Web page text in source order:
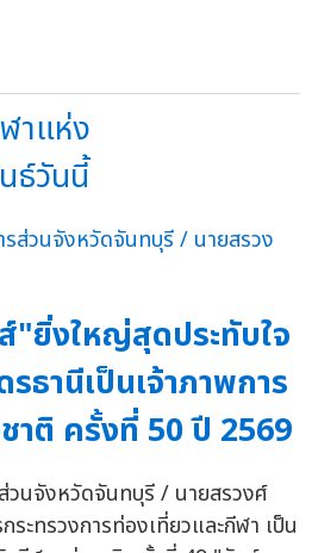
าแห่ง
ธ์วันนี้
ยิ่งใหญ่สุดประทับใจ
ธานีเป็นเจ้าภาพการ
าติ ครั้งที่ 50 ปี 2569
วนจังหวัดจันทบุรี / นายสรวงศ์
ะทรวงการท่องเที่ยวและกีฬา เป็น